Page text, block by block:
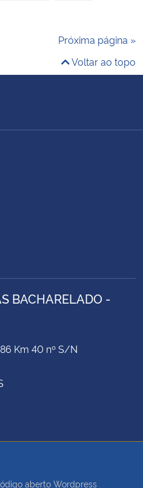
Próxima página »
Voltar ao topo
BACHARELADO -
Km 40 nº S/N
aberto Wordpress